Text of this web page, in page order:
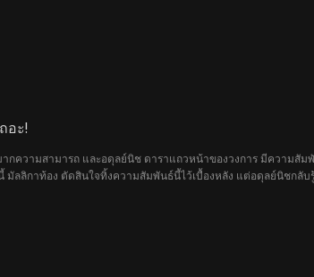
อะ!
กความสามารถ และอดุลย์นิช ดาราแถวหน้าของวงการ มีความสั
มัลลิกาท้อง ตัดสินใจทิ้งความสัมพันธ์นี้ไว้เบื้องหลัง แต่อดุลย์นิชกลั